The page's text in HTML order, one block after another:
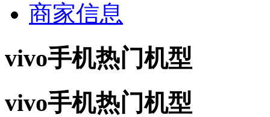
商家信息
vivo手机热门机型
vivo手机热门机型